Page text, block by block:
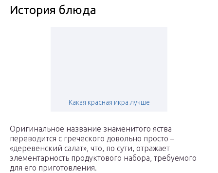
История блюда
Какая красная икра лучше
Оригинальное название знаменитого яства
переводится с греческого довольно просто –
«деревенский салат», что, по сути, отражает
элементарность продуктового набора, требуемого
для его приготовления.